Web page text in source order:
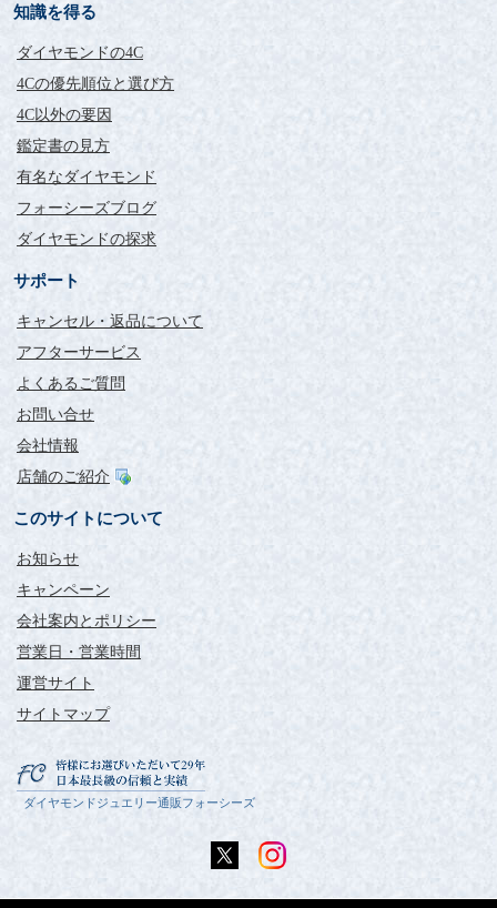
たびイヤリングにお直しをお願いしました。
当初の予定日よりも早く届けていただき、嬉しかったです。
私はピアスホールを開けていないため、イヤリング変更オプシ
ョンでノーマルタイプの台座を選びました。
届いた商品を見たとき、イヤリングの台座がとても華奢で細く
ましたが、耳の中間の薄い部分からスライドするように入れる
と無事につけることができました。
0.3カラットは小さいかなと思っていましたが、やはりフォーシ
キラキラ輝いて、より大きく見えます。
速、丁寧で、安心してお願いすることができました。
大切に、たくさん身に付けたいと思います。
ありがとうございました。
とても満足しています。
評価：
商品が届くまでドキドキでしたが、無事に届きました。
20代の自分でも手頃な価格で高品質のダイヤピアスを買うこと
ができ、とても満足しています。
ありがとうございました。
無色透明の透き通るような
美しさは圧巻です。
本日届きました。
知識を得る
ダイヤモンドの4C
4Cの優先順位と選び方
4C以外の要因
鑑定書の見方
有名なダイヤモンド
フォーシーズブログ
ダイヤモンドの探求
サポート
キャンセル・返品について
アフターサービス
よくあるご質問
お問い合せ
会社情報
店舗のご紹介
このサイトについて
お知らせ
キャンペーン
会社案内とポリシー
営業日・営業時間
運営サイト
サイトマップ
ダイヤモンドジュエリー通販フォーシーズ